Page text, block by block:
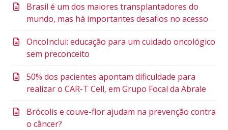
Brasil é um dos maiores transplantadores do
mundo, mas há importantes desafios no acesso
OncoInclui: educação para um cuidado oncológico
sem preconceito
50% dos pacientes apontam dificuldade para
realizar o CAR-T Cell, em Grupo Focal da Abrale
Brócolis e couve-flor ajudam na prevenção contra
o câncer?